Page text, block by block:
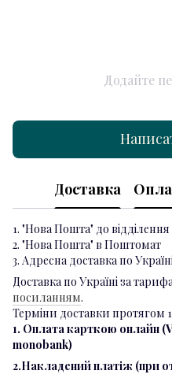
Додайте
Доставка
1. "Нова Пошта" до відділення
2. "Нова Пошта" в Поштомат
3. Адресна доставка по
Доставка по Україні за
посиланням.
Терміни доставки протягом
1. Оплата карткою онлайн
monobank)
2.Накладений платіж (при